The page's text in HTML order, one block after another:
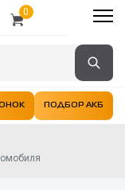
0
ПОДБОР АКБ